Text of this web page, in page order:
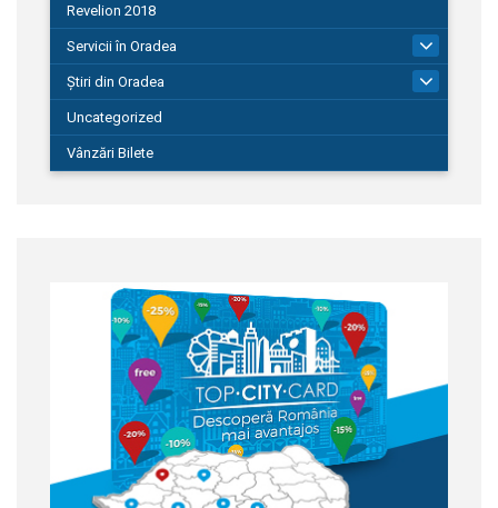
Revelion 2018
Servicii în Oradea
Știri din Oradea
Uncategorized
Vânzări Bilete